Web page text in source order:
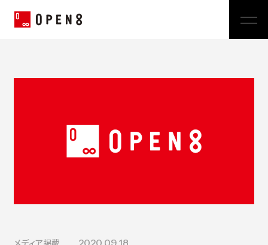
経営メンバー
プレスリリース
Service
Insight BRAIN